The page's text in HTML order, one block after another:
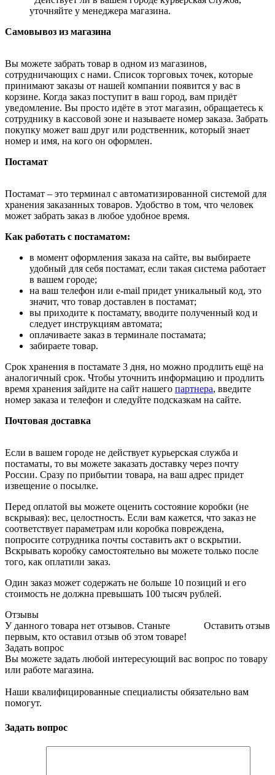
уточняйте у менеджера магазина.
Самовывоз из магазина
Вы можете забрать товар в одном из магазинов,
сотрудничающих с нами. Список торговых точек, которые
принимают заказы от нашей компании появится у вас в
корзине. Когда заказ поступит в ваш город, вам придёт
уведомление. Вы просто идёте в этот магазин, обращаетесь к
сотруднику в кассовой зоне и называете номер заказа. Забрать
покупку может ваш друг или родственник, который знает
номер и имя, на кого он оформлен.
Постамат
Постамат – это терминал с автоматизированной системой для
хранения заказанных товаров. Удобство в том, что человек
может забрать заказ в любое удобное время.
Как работать с постаматом:
в момент оформления заказа на сайте, вы выбираете
удобный для себя постамат, если такая система работает
в вашем городе;
на ваш телефон или e-mail придет уникальный код, это
значит, что товар доставлен в постамат;
вы приходите к постамату, вводите полученный код и
следует инструкциям автомата;
оплачиваете заказ в терминале постамата;
забираете товар.
Срок хранения в постамате 3 дня, но можно продлить ещё на
аналогичный срок. Чтобы уточнить информацию и продлить
время хранения зайдите на сайт нашего партнера, введите
номер заказа и телефон и следуйте подсказкам на сайте.
Почтовая доставка
Если в вашем городе не действует курьерская служба и
постаматы, то вы можете заказать доставку через почту
России. Сразу по прибытии товара, на ваш адрес придет
извещение о посылке.
Перед оплатой вы можете оценить состояние коробки (не
вскрывая): вес, целостность. Если вам кажется, что заказ не
соответствует параметрам или коробка повреждена,
попросите сотрудника почты составить акт о вскрытии.
Вскрывать коробку самостоятельно вы можете только после
того, как оплатили заказ.
Один заказ может содержать не больше 10 позиций и его
стоимость не должна превышать 100 тысяч рублей.
Отзывы
Оставить отзыв
У данного товара нет отзывов. Станьте
первым, кто оставил отзыв об этом товаре!
Задать вопрос
Вы можете задать любой интересующий вас вопрос по товару
или работе магазина.
Наши квалифицированные специалисты обязательно вам
помогут.
Задать вопрос